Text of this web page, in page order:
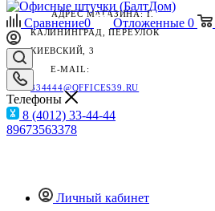
АДРЕС МАГАЗИНА: Г.
КАЛИНИНГРАД, ПЕРЕУЛОК
КИЕВСКИЙ, 3
E-MAIL:
334444@OFFICES39.RU
Сравнение0 Отложенные 0
Телефоны
8 (4012) 33-44-44
89673563378
Личный кабинет